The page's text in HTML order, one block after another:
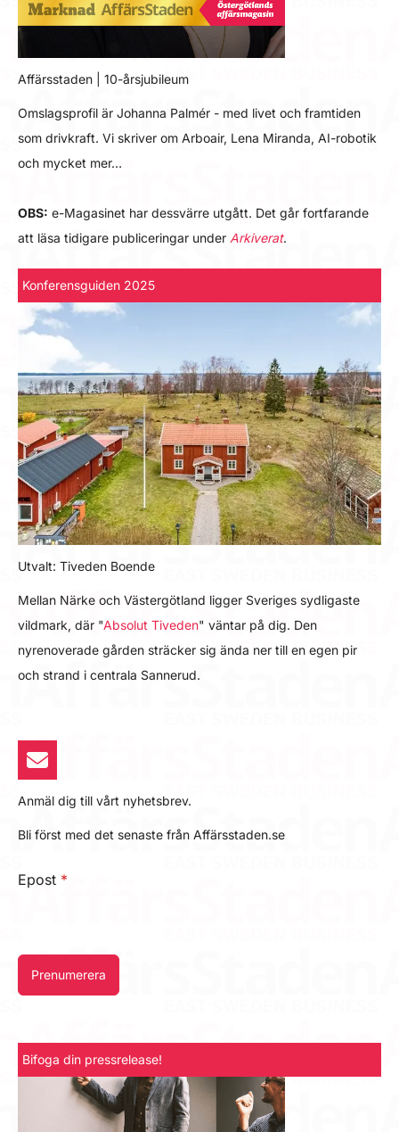
Affärsstaden | 10-årsjubileum
Omslagsprofil är Johanna Palmér - med livet och framtiden
som drivkraft. Vi skriver om Arboair, Lena Miranda, AI-robotik
och mycket mer…
OBS: e-Magasinet har dessvärre utgått. Det går fortfarande
att läsa tidigare publiceringar under Arkiverat.
Konferensguiden 2025
Utvalt: Tiveden Boende
Mellan Närke och Västergötland ligger Sveriges sydligaste
vildmark, där "Absolut Tiveden" väntar på dig. Den
nyrenoverade gården sträcker sig ända ner till en egen pir
och strand i centrala Sannerud.
Anmäl dig till vårt nyhetsbrev.
Bli först med det senaste från Affärsstaden.se
Epost *
Prenumerera
Bifoga din pressrelease!